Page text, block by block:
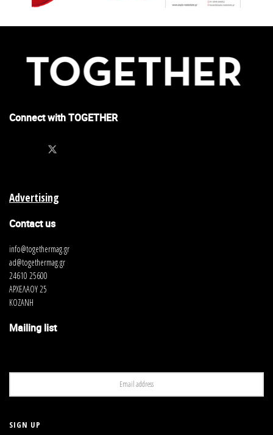
Connect with TOGETHER
Advertising
Contact us
info@togethermag.gr
ad@togethermag.gr
24610 25600
ΑΡΧΕΛΑΟΥ 25
ΚΟΖΑΝΗ
Mailing list